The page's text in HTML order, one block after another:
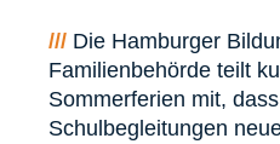
/// Die Hamburger
Familienbehörde teilt
Sommerferien mit,
Schulbegleitungen